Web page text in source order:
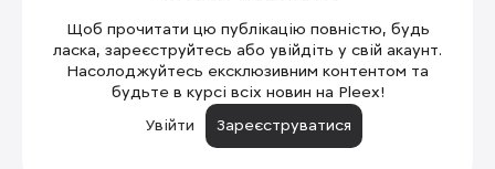
Щоб прочитати цю публікацію повністю, будь
ласка, зареєструйтесь або увійдіть у свій акаунт.
Насолоджуйтесь ексклюзивним контентом та
будьте в курсі всіх новин на Pleex!
Увійти
Зареєструватися